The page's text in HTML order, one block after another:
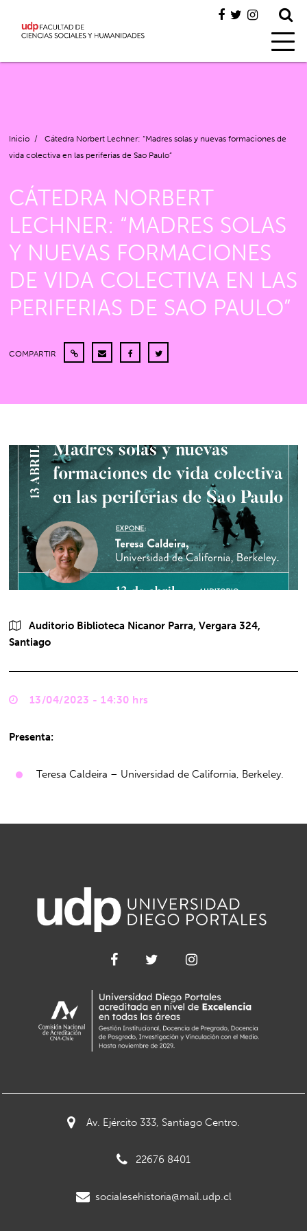
Inicio /
Cátedra Norbert Lechner: “Madres solas y nuevas formaciones de
vida colectiva en las periferias de Sao Paulo”
CÁTEDRA NORBERT
LECHNER: “MADRES SOLAS
Y NUEVAS FORMACIONES
DE VIDA COLECTIVA EN LAS
PERIFERIAS DE SAO PAULO”
COMPARTIR
Auditorio Biblioteca Nicanor Parra, Vergara 324,
Santiago
13/04/2023 - 14:30 hrs
Presenta:
Teresa Caldeira – Universidad de California, Berkeley.
Av. Ejército 333, Santiago Centro.
22676 8401
socialesehistoria@mail.udp.cl